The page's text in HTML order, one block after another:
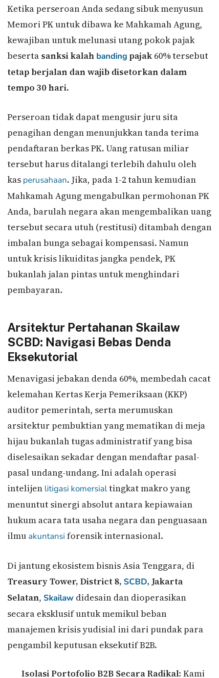
Ketika perseroan Anda sedang sibuk menyusun
Memori PK untuk dibawa ke Mahkamah Agung,
kewajiban untuk melunasi utang pokok pajak
beserta sanksi kalah bandingpajak 60% tersebut
tetap berjalan dan wajib disetorkan dalam
tempo 30 hari.
Perseroan tidak dapat mengusir juru sita
penagihan dengan menunjukkan tanda terima
pendaftaran berkas PK. Uang ratusan miliar
tersebut harus ditalangi terlebih dahulu oleh
kas perusahaan. Jika, pada 1-2 tahun kemudian
Mahkamah Agung mengabulkan permohonan PK
Anda, barulah negara akan mengembalikan uang
tersebut secara utuh (restitusi) ditambah dengan
imbalan bunga sebagai kompensasi. Namun
untuk krisis likuiditas jangka pendek, PK
bukanlah jalan pintas untuk menghindari
pembayaran.
Arsitektur Pertahanan Skailaw
SCBD: Navigasi Bebas Denda
Eksekutorial
Menavigasi jebakan denda 60%, membedah cacat
kelemahan Kertas Kerja Pemeriksaan (KKP)
auditor pemerintah, serta merumuskan
arsitektur pembuktian yang mematikan di meja
hijau bukanlah tugas administratif yang bisa
diselesaikan sekadar dengan mendaftar pasal-
pasal undang-undang. Ini adalah operasi
intelijen litigasi komersialtingkat makro yang
menuntut sinergi absolut antara kepiawaian
hukum acara tata usaha negara dan penguasaan
ilmu akuntansi forensik internasional.
Di jantung ekosistem bisnis Asia Tenggara, di
Treasury Tower, District 8, SCBD, Jakarta
Selatan, Skailaw didesain dan dioperasikan
secara eksklusif untuk memikul beban
manajemen krisis yudisial ini dari pundak para
pengambil keputusan eksekutif B2B.
Isolasi Portofolio B2B Secara Radikal: Kami